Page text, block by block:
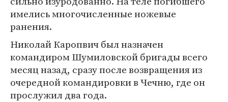
имелись многочисленные ножевые
ранения.
Николай Каропвич был назначен
командиром Шумиловской бригады всего
месяц назад, сразу после возвращения из
очередной командировки в Чечню, где он
прослужил два года.